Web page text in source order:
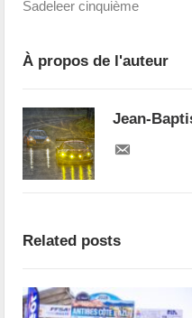
Sadeleer cinquième
À propos de l'auteur
Jean-
Related posts